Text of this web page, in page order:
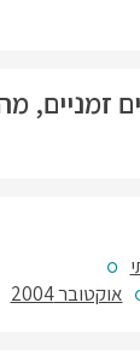
זמניים,
אוקטובר 2004